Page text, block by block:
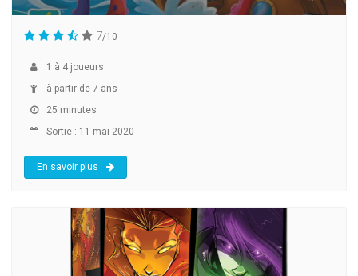
7/10
1 à 4 joueurs
à partir de 7 ans
25 minutes
Sortie : 11 mai 2020
En savoir plus